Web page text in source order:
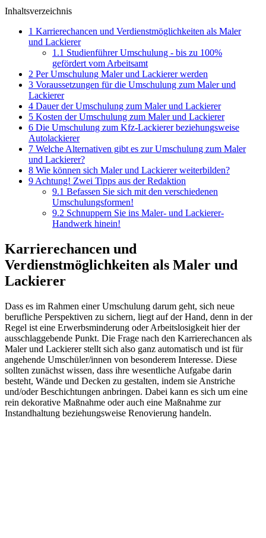
Inhaltsverzeichnis
1 Karrierechancen und Verdienstmöglichkeiten als Maler
und Lackierer
1.1 Studienführer Umschulung - bis zu 100%
gefördert vom Arbeitsamt
2 Per Umschulung Maler und Lackierer werden
3 Voraussetzungen für die Umschulung zum Maler und
Lackierer
4 Dauer der Umschulung zum Maler und Lackierer
5 Kosten der Umschulung zum Maler und Lackierer
6 Die Umschulung zum Kfz-Lackierer beziehungsweise
Autolackierer
7 Welche Alternativen gibt es zur Umschulung zum Maler
und Lackierer?
8 Wie können sich Maler und Lackierer weiterbilden?
9 Achtung! Zwei Tipps aus der Redaktion
9.1 Befassen Sie sich mit den verschiedenen
Umschulungsformen!
9.2 Schnuppern Sie ins Maler- und Lackierer-
Handwerk hinein!
Karrierechancen und
Verdienstmöglichkeiten als Maler und
Lackierer
Dass es im Rahmen einer Umschulung darum geht, sich neue
berufliche Perspektiven zu sichern, liegt auf der Hand, denn in der
Regel ist eine Erwerbsminderung oder Arbeitslosigkeit hier der
ausschlaggebende Punkt. Die Frage nach den Karrierechancen als
Maler und Lackierer stellt sich also ganz automatisch und ist für
angehende Umschüler/innen von besonderem Interesse. Diese
sollten zunächst wissen, dass ihre wesentliche Aufgabe darin
besteht, Wände und Decken zu gestalten, indem sie Anstriche
und/oder Beschichtungen anbringen. Dabei kann es sich um eine
rein dekorative Maßnahme oder auch eine Maßnahme zur
Instandhaltung beziehungsweise Renovierung handeln.